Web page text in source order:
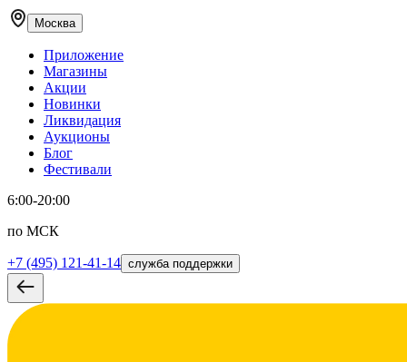
Москва
Приложение
Магазины
Акции
Новинки
Ликвидация
Аукционы
Блог
Фестивали
6:00-20:00
по МСК
+7 (495) 121-41-14 служба поддержки